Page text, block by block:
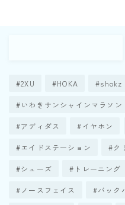
2XU HOKA shokz
いわきサンシャインマラソン
アディダス イヤホン
エイドステーション ク
シューズ トレーニング
ノースフェイス バック